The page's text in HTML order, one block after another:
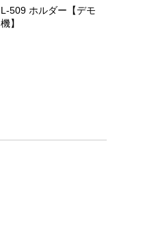
L-509 ホルダー【デモ
機】